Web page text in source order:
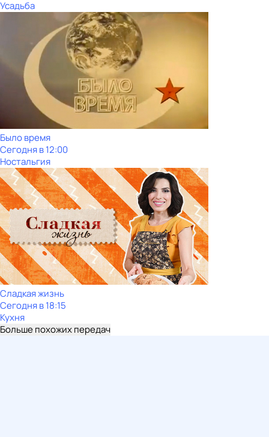
Усадьба
Было время
Сегодня в 12:00
Ностальгия
Сладкая жизнь
Сегодня в 18:15
Кухня
Больше похожих передач